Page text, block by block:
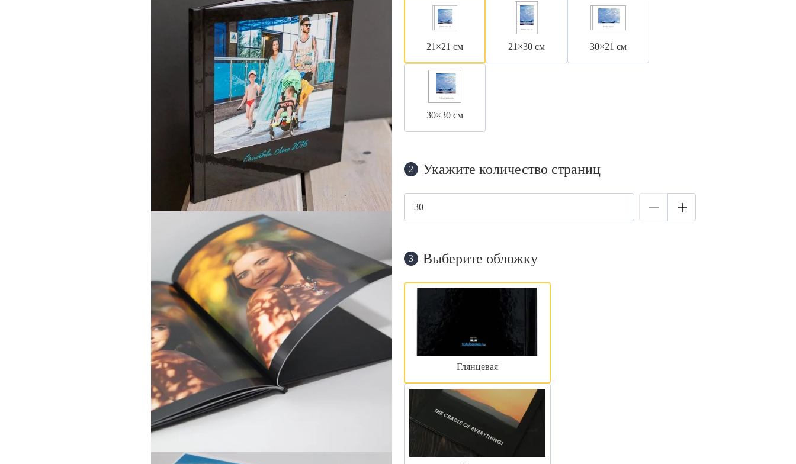
21×21 см 21×30 см 30×21 см
30×30 см
2 Укажите количество страниц
3 Выберите обложку
Глянцевая